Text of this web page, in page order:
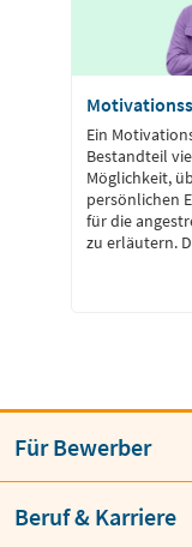
Ein
Bestandteil
Möglichkeit,
persönlichen
für die
zu erläutern.
Wir stellen
Für Bewerber
Beruf & Karriere